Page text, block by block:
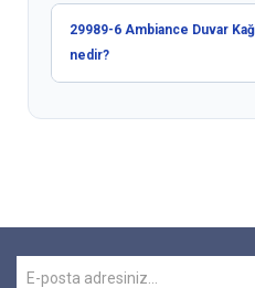
29989-6 Ambiance Duvar
nedir?